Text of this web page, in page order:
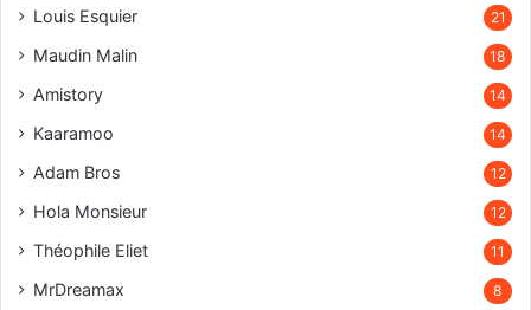
Louis Esquier 21
Maudin Malin 18
Amistory 14
Kaaramoo 14
Adam Bros 12
Hola Monsieur 12
Théophile Eliet 11
MrDreamax 8